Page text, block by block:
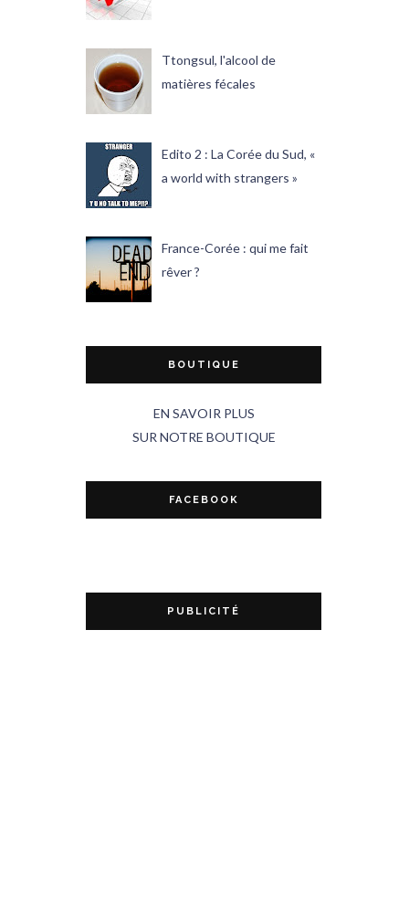
Ttongsul, l'alcool de
matières fécales
Edito 2 : La Corée du Sud, «
a world with strangers »
France-Corée : qui me fait
rêver ?
BOUTIQUE
EN SAVOIR PLUS
SUR NOTRE BOUTIQUE
FACEBOOK
PUBLICITÉ